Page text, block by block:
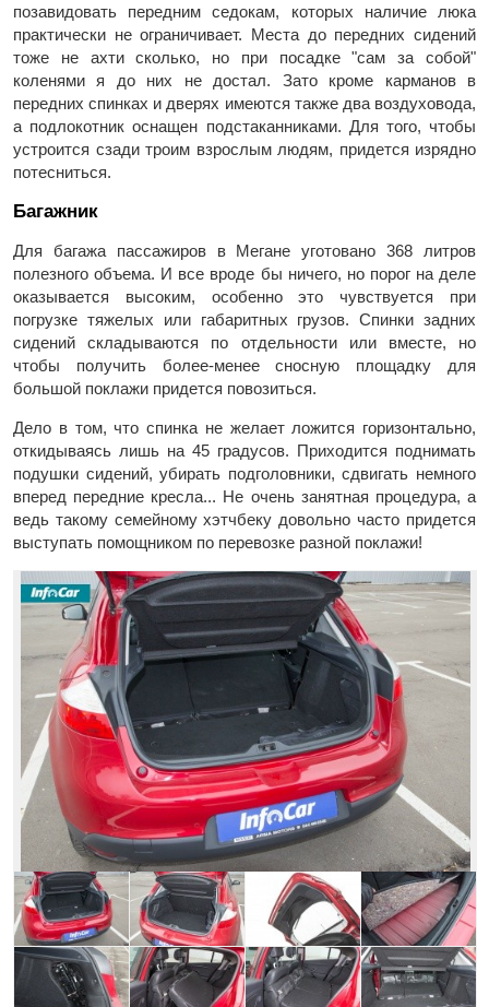
позавидовать передним седокам, которых наличие люка
практически не ограничивает. Места до передних сидений
тоже не ахти сколько, но при посадке "сам за собой"
коленями я до них не достал. Зато кроме карманов в
передних спинках и дверях имеются также два воздуховода,
а подлокотник оснащен подстаканниками. Для того, чтобы
устроится сзади троим взрослым людям, придется изрядно
потесниться.
Багажник
Для багажа пассажиров в Мегане уготовано 368 литров
полезного объема. И все вроде бы ничего, но порог на деле
оказывается высоким, особенно это чувствуется при
погрузке тяжелых или габаритных грузов. Спинки задних
сидений складываются по отдельности или вместе, но
чтобы получить более-менее сносную площадку для
большой поклажи придется повозиться.
Дело в том, что спинка не желает ложится горизонтально,
откидываясь лишь на 45 градусов. Приходится поднимать
подушки сидений, убирать подголовники, сдвигать немного
вперед передние кресла... Не очень занятная процедура, а
ведь такому семейному хэтчбеку довольно часто придется
выступать помощником по перевозке разной поклажи!